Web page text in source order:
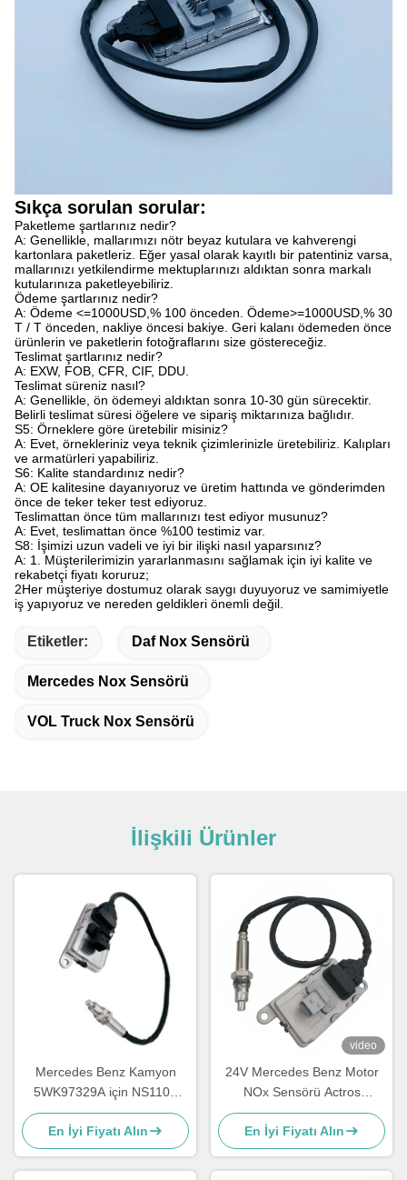
Sıkça sorulan sorular:
Paketleme şartlarınız nedir?
A: Genellikle, mallarımızı nötr beyaz kutulara ve kahverengi
kartonlara paketleriz. Eğer yasal olarak kayıtlı bir patentiniz varsa,
mallarınızı yetkilendirme mektuplarınızı aldıktan sonra markalı
kutularınıza paketleyebiliriz.
Ödeme şartlarınız nedir?
A: Ödeme <=1000USD,% 100 önceden. Ödeme>=1000USD,% 30
T / T önceden, nakliye öncesi bakiye. Geri kalanı ödemeden önce
ürünlerin ve paketlerin fotoğraflarını size göstereceğiz.
Teslimat şartlarınız nedir?
A: EXW, FOB, CFR, CIF, DDU.
Teslimat süreniz nasıl?
A: Genellikle, ön ödemeyi aldıktan sonra 10-30 gün sürecektir.
Belirli teslimat süresi öğelere ve sipariş miktarınıza bağlıdır.
S5: Örneklere göre üretebilir misiniz?
A: Evet, örnekleriniz veya teknik çizimlerinizle üretebiliriz. Kalıpları
ve armatürleri yapabiliriz.
S6: Kalite standardınız nedir?
A: OE kalitesine dayanıyoruz ve üretim hattında ve gönderimden
önce de teker teker test ediyoruz.
Teslimattan önce tüm mallarınızı test ediyor musunuz?
A: Evet, teslimattan önce %100 testimiz var.
S8: İşimizi uzun vadeli ve iyi bir ilişki nasıl yaparsınız?
A: 1. Müşterilerimizin yararlanmasını sağlamak için iyi kalite ve
rekabetçi fiyatı koruruz;
2Her müşteriye dostumuz olarak saygı duyuyoruz ve samimiyetle
iş yapıyoruz ve nereden geldikleri önemli değil.
Etiketler: Daf Nox Sensörü
Mercedes Nox Sensörü
VOL Truck Nox Sensörü
İlişkili Ürünler
Mercedes Benz Kamyon
5WK97329A için NS1103
24V Motor NOx Sensörü
En İyi Fiyatı Alın
video
24V Mercedes Benz Motor
NOx Sensörü Actros
5WK97331A A0101531628
En İyi Fiyatı Alın